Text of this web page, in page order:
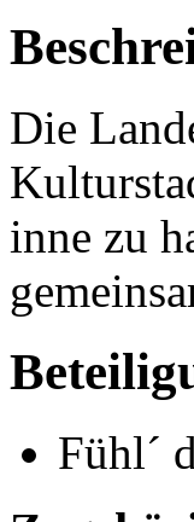
Die
inne zu
Fühl´